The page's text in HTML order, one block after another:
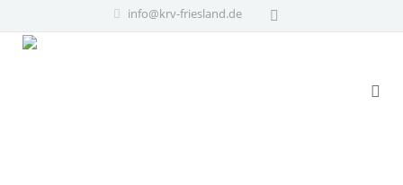
info@krv-friesland.de